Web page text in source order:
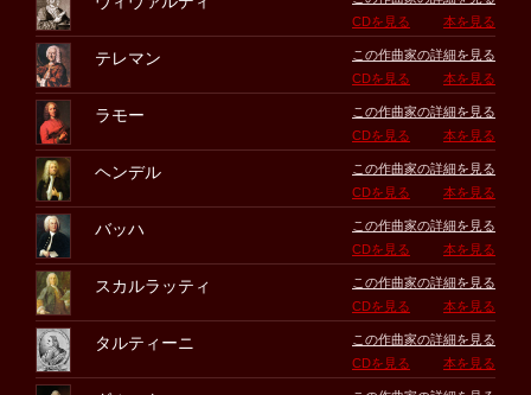
CDを見る
本を見る
テレマン
この作曲家の詳細を見る
CDを見る
本を見る
ラモー
この作曲家の詳細を見る
CDを見る
本を見る
ヘンデル
この作曲家の詳細を見る
CDを見る
本を見る
バッハ
この作曲家の詳細を見る
CDを見る
本を見る
スカルラッティ
この作曲家の詳細を見る
CDを見る
本を見る
タルティーニ
この作曲家の詳細を見る
CDを見る
本を見る